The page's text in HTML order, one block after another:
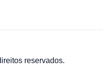
reservados.